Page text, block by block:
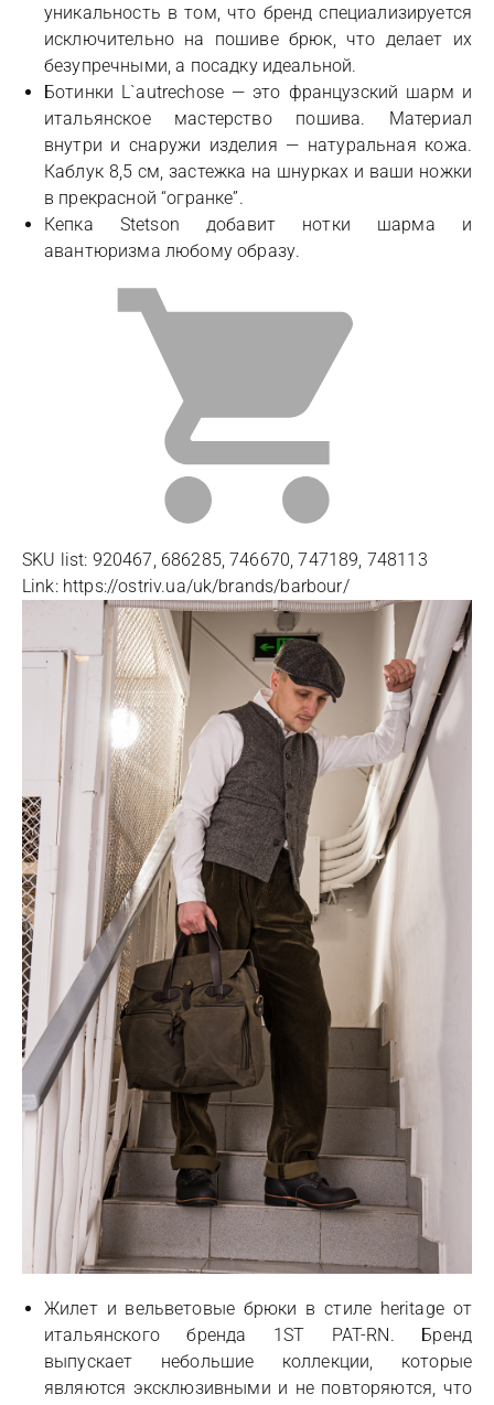
уникальность в том, что бренд специализируется
исключительно на пошиве брюк, что делает их
безупречными, а посадку идеальной.
Ботинки L`autrechose — это французский шарм и
итальянское мастерство пошива. Материал
внутри и снаружи изделия — натуральная кожа.
Каблук 8,5 см, застежка на шнурках и ваши ножки
в прекрасной “огранке”.
Кепка Stetson добавит нотки шарма и
авантюризма любому образу.
SKU list: 920467, 686285, 746670, 747189, 748113
Link: https://ostriv.ua/uk/brands/barbour/
Жилет и вельветовые брюки в стиле heritage от
итальянского бренда 1ST PAT-RN. Бренд
выпускает небольшие коллекции, которые
являются эксклюзивными и не повторяются, что